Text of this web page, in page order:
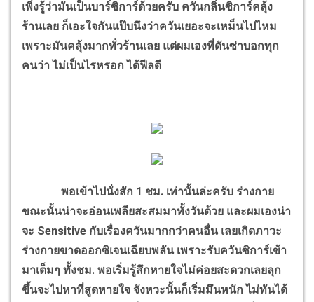
เพิ่งรู้ว่ามันเป็นบาร์ซิการ์ด้วยครับ ควันกลิ่นซิการ์คลุ้ง
ร้านเลย ก็เอะใจกันแป๊บนึงว่าควันเยอะจะเหม็นไปไหม
เพราะมันคลุ้งมากทั่วร้านเลย แต่ผมเองที่ดันซ่าบอกทุก
คนว่า ไม่เป็นไรหรอก ได้ฟีลดี
พอเข้าไปนั่งสัก 1 ชม. เท่านั้นล่ะครับ ร่างกาย
ขณะนั้นน่าจะอ่อนเพลียสะสมมาทั้งวันด้วย และผมเองน่า
จะ Sensitive กับเรื่องควันมากกว่าคนอื่น เลยเกิดภาวะ
ร่างกายขาดออกซิเจนเฉียบพลัน เพราะรับควันซิการ์เข้า
มาเต็มๆ ทั้งชม. พอเริ่มรู้สึกหายใจไม่ค่อยสะดวกเลยลุก
ขึ้นจะไปหาที่สูดหายใจ จังหวะนั้นก็เริ่มมึนหนัก ไม่ทันได้